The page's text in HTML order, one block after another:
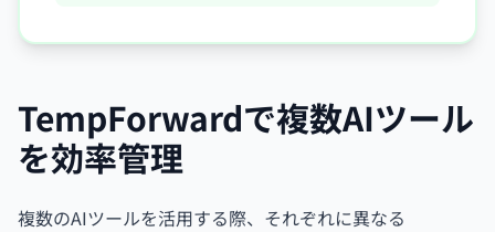
TempForwardで複数AIツール
を効率管理
複数のAIツールを活用する際、それぞれに異なる